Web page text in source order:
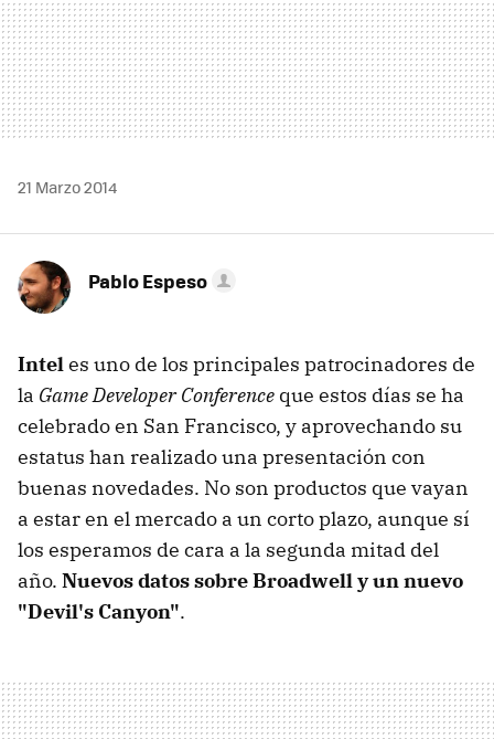
21 Marzo 2014
Pablo Espeso
Inteles uno de los principales patrocinadores de
la Game Developer Conference que estos días se ha
celebrado en San Francisco, y aprovechando su
estatus han realizado una presentación con
buenas novedades. No son productos que vayan
a estar en el mercado a un corto plazo, aunque sí
los esperamos de cara a la segunda mitad del
año. Nuevos datos sobre Broadwell y un nuevo
"Devil's Canyon".